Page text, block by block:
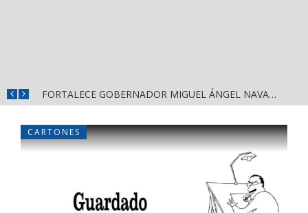
FORTALECE GOBERNADOR MIGUEL ÁNGEL NAVARRO LA COORDINACIÓN CON EL SECTOR EDUCATIVO EN NAYARIT
CARTONES